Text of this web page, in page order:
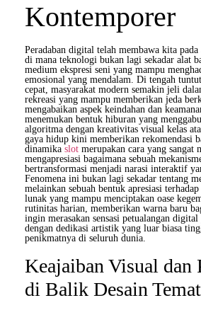
Kontemporer
Peradaban digital telah membawa kita pada
di mana teknologi bukan lagi sekadar alat
medium ekspresi seni yang mampu
emosional yang mendalam. Di tengah
cepat, masyarakat modern semakin jeli
rekreasi yang mampu memberikan jeda
mengabaikan aspek keindahan dan
menemukan bentuk hiburan yang
algoritma dengan kreativitas visual kelas
gaya hidup kini memberikan rekomendasi
dinamika slot merupakan cara yang sangat
mengapresiasi bagaimana sebuah
bertransformasi menjadi narasi interaktif
Fenomena ini bukan lagi sekadar tentang
melainkan sebuah bentuk apresiasi
lunak yang mampu menciptakan oase
rutinitas harian, memberikan warna baru
ingin merasakan sensasi petualangan
dengan dedikasi artistik yang luar biasa
penikmatnya di seluruh dunia.
Keajaiban Visual dan
di Balik Desain